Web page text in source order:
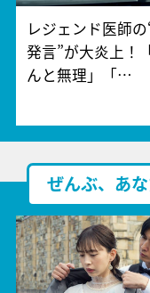
レジェンド医師
発言”が大炎上！
んと無理」「…
ぜんぶ、あ